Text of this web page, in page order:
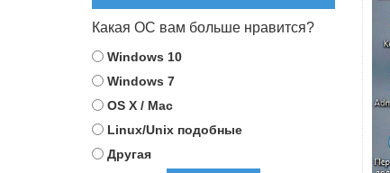
Какая ОС вам больше нравится?
Windows 10
Windows 7
OS X / Mac
Linux/Unix подобные
Другая